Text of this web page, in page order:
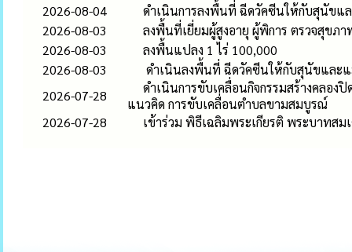
2026-08-04
ดำเนินการลงพื้นที่ ฉีดวัคซีนให้กับสุนัขแ
2026-08-03
ลงพื้นที่เยี่ยมผู้สูงอายุ ผู้พิการ ตรวจสุขภ
2026-08-03
ลงพื้นแปลง 1 ไร่ 100,000
2026-08-03
ดำเนินลงพื้นที่ ฉีดวัคซีนให้กับสุนัขและ
2026-07-28
ดำเนินการขับเคลื่อนกิจกรรมสร้างคลอง
แนวคิด การขับเคลื่อนตำบลขามสมบูรณ์
2026-07-28
เข้าร่วม พิธีเฉลิมพระเกียรติ พระบาทส